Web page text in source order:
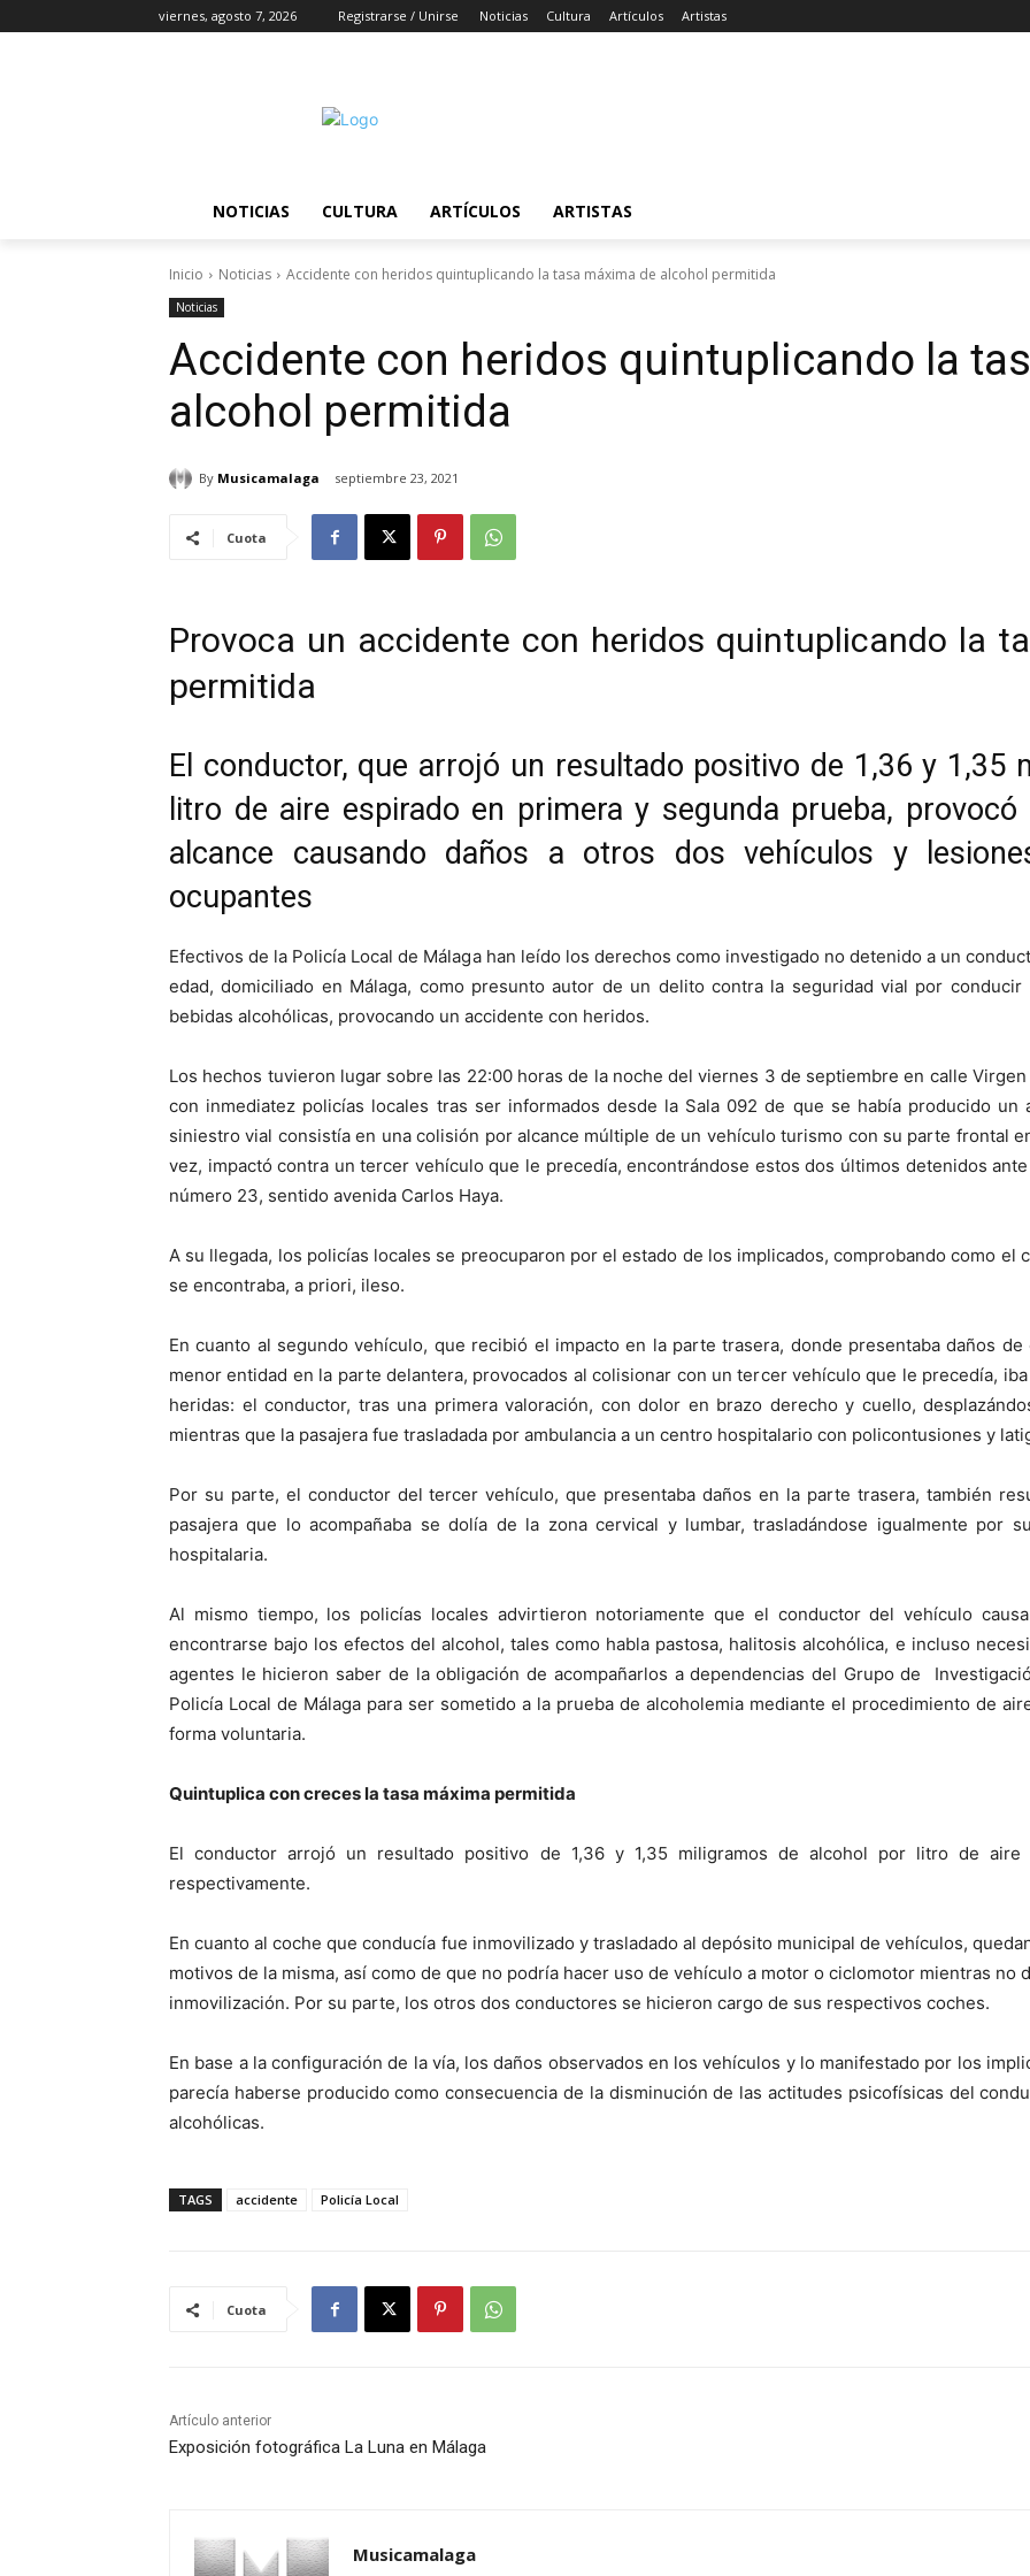
viernes, agosto 7, 2026 Registrarse / Unirse Noticias Cultura Artículos Artistas
NOTICIAS CULTURA ARTÍCULOS ARTISTAS
Inicio Noticias Accidente con heridos quintuplicando la tasa máxima de alcohol permitida
Noticias
Accidente con heridos quintuplicando la
alcohol permitida
By Musicamalaga septiembre 23, 2021
Cuota
Provoca un accidente con heridos quintuplicando la
permitida
El conductor, que arrojó un resultado positivo de 1,36 y 1,35
litro de aire espirado en primera y segunda prueba,
alcance causando daños a otros dos vehículos y
ocupantes
Efectivos de la Policía Local de Málaga han leído los derechos como investigado no detenido a un
edad, domiciliado en Málaga, como presunto autor de un delito contra la seguridad vial por
bebidas alcohólicas, provocando un accidente con heridos.
Los hechos tuvieron lugar sobre las 22:00 horas de la noche del viernes 3 de septiembre en calle
con inmediatez policías locales tras ser informados desde la Sala 092 de que se había producido
siniestro vial consistía en una colisión por alcance múltiple de un vehículo turismo con su parte frontal
vez, impactó contra un tercer vehículo que le precedía, encontrándose estos dos últimos detenidos
número 23, sentido avenida Carlos Haya.
A su llegada, los policías locales se preocuparon por el estado de los implicados, comprobando como el
se encontraba, a priori, ileso.
En cuanto al segundo vehículo, que recibió el impacto en la parte trasera, donde presentaba daños
menor entidad en la parte delantera, provocados al colisionar con un tercer vehículo que le precedía,
heridas: el conductor, tras una primera valoración, con dolor en brazo derecho y cuello,
mientras que la pasajera fue trasladada por ambulancia a un centro hospitalario con policontusiones y
Por su parte, el conductor del tercer vehículo, que presentaba daños en la parte trasera, también
pasajera que lo acompañaba se dolía de la zona cervical y lumbar, trasladándose igualmente por
hospitalaria.
Al mismo tiempo, los policías locales advirtieron notoriamente que el conductor del vehículo
encontrarse bajo los efectos del alcohol, tales como habla pastosa, halitosis alcohólica, e incluso
agentes le hicieron saber de la obligación de acompañarlos a dependencias del Grupo de
Policía Local de Málaga para ser sometido a la prueba de alcoholemia mediante el procedimiento de
forma voluntaria.
Quintuplica con creces la tasa máxima permitida
El conductor arrojó un resultado positivo de 1,36 y 1,35 miligramos de alcohol por litro de
respectivamente.
En cuanto al coche que conducía fue inmovilizado y trasladado al depósito municipal de vehículos,
motivos de la misma, así como de que no podría hacer uso de vehículo a motor o ciclomotor mientras no
inmovilización. Por su parte, los otros dos conductores se hicieron cargo de sus respectivos coches.
En base a la configuración de la vía, los daños observados en los vehículos y lo manifestado por los
parecía haberse producido como consecuencia de la disminución de las actitudes psicofísicas del
alcohólicas.
TAGS accidente Policía Local
Cuota
Artículo anterior
Exposición fotográfica La Luna en Málaga
Musicamalaga